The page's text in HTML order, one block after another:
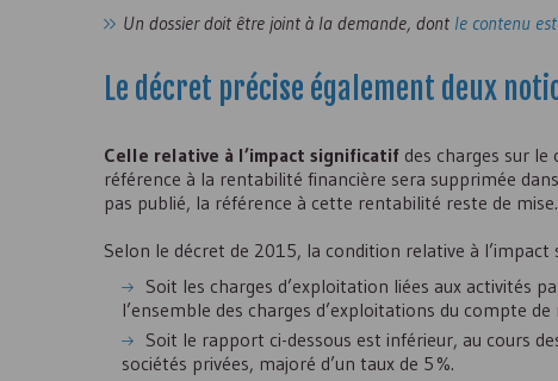
Un dossier doit être joint à la demande, dont le contenu
Le décret précise également deux
Celle relative à l’impact significatif des charges sur
référence à la rentabilité financière sera supprimée
pas publié, la référence à cette rentabilité reste de mise.
Selon le décret de 2015, la condition relative à
Soit les charges d’exploitation liées aux activités
l’ensemble des charges d’exploitations du compte
Soit le rapport ci-dessous est inférieur, au cours
sociétés privées, majoré d’un taux de 5 %.